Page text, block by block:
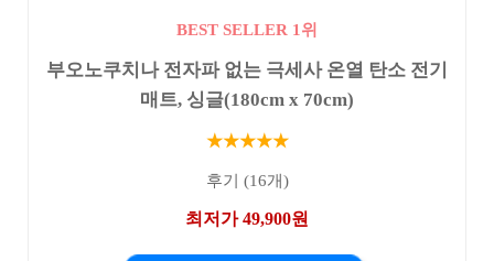
BEST SELLER 1위
부오노쿠치나 전자파 없는 극세사 온열 탄소 전기
매트, 싱글(180cm x 70cm)
★★★★★
후기 (16개)
최저가 49,900원